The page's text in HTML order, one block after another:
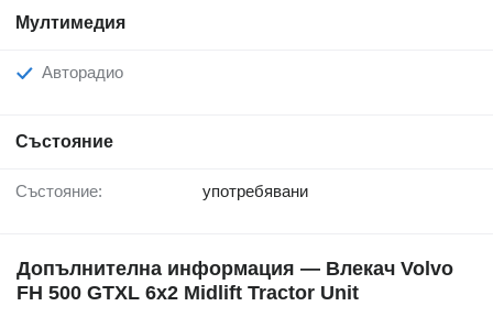
Мултимедия
Авторадио
Състояние
Състояние: употребявани
Допълнителна информация — Влекач Volvo
FH 500 GTXL 6x2 Midlift Tractor Unit